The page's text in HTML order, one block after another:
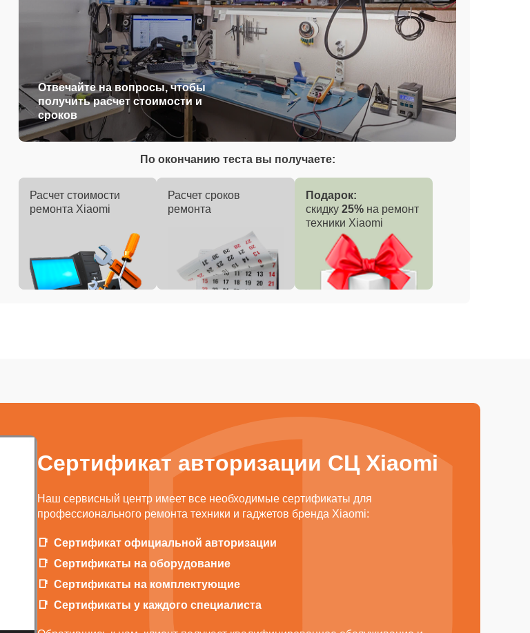
Отвечайте на вопросы, чтобы
получить расчет стоимости и
сроков
По окончанию теста вы получаете:
Расчет стоимости
ремонта Xiaomi
Расчет сроков
ремонта
Подарок:
скидку 25% на ремонт
техники Xiaomi
Сертификат авторизации СЦ Xiaomi
Наш сервисный центр имеет все необходимые сертификаты для
профессионального ремонта техники и гаджетов бренда Xiaomi:
Сертификат официальной авторизации
Сертификаты на оборудование
Сертификаты на комплектующие
Сертификаты у каждого специалиста